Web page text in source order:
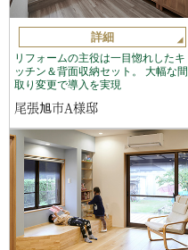
詳細
リフォームの主役は一目惚れしたキ
ッチン＆背面収納セット。 大幅な間
取り変更で導入を実現
尾張旭市A様邸